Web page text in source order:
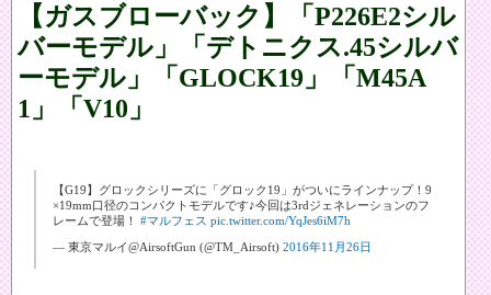
【ガスブローバック】「P226E2シル
バーモデル」「デトニクス.45シルバ
ーモデル」「GLOCK19」「M45A
1」「V10」
【G19】グロックシリーズに「グロック19」がついにラインナップ！9
×19mm口径のコンパクトモデルです♪今回は3rdジェネレーションのフ
レームで登場！ #マルフェス pic.twitter.com/YqJes6iM7h
— 東京マルイ@AirsoftGun (@TM_Airsoft) 2016年11月26日